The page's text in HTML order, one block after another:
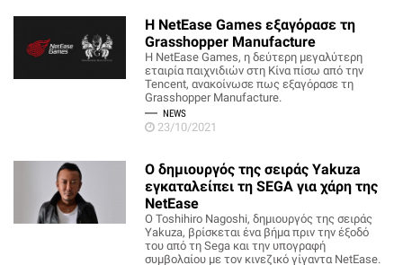
Η NetEase Games εξαγόρασε τη
Grasshopper Manufacture
Η NetEase Games, η δεύτερη μεγαλύτερη
εταιρία παιχνιδιών στη Κίνα πίσω από την
Tencent, ανακοίνωσε πως εξαγόρασε τη
Grasshopper Manufacture.
NEWS
23/10/2021
Ο δημιουργός της σειράς Yakuza
εγκαταλείπει τη SEGA για χάρη της
NetEase
Ο Toshihiro Nagoshi, δημιουργός της σειράς
Yakuza, βρίσκεται ένα βήμα πριν την έξοδό
του από τη Sega και την υπογραφή
συμβολαίου με τον κινεζικό γίγαντα NetEase.